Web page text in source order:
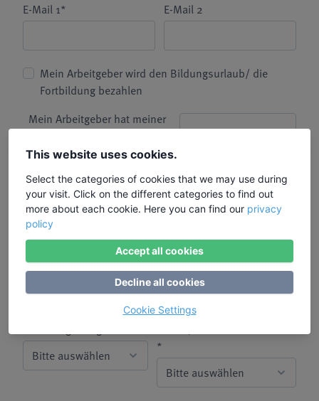
E-Mail 1* E-Mail 2
Mein Arbeitgeber wird den Bildungsurlaub/ die
Fortbildung bezahlen
Mein Arbeitgeber hat meiner
Bildungsurlaub bereits
Alter *
Status Erwerbstätigkeit *
Betriebsgröße * Beschäftigungssektor *
*
This website uses cookies.
Select the categories of cookies that we may use during
your visit. Click on the different categories to find out
more about each cookie. Here you can find our privacy
policy
Accept all cookies
Decline all cookies
Cookie Settings